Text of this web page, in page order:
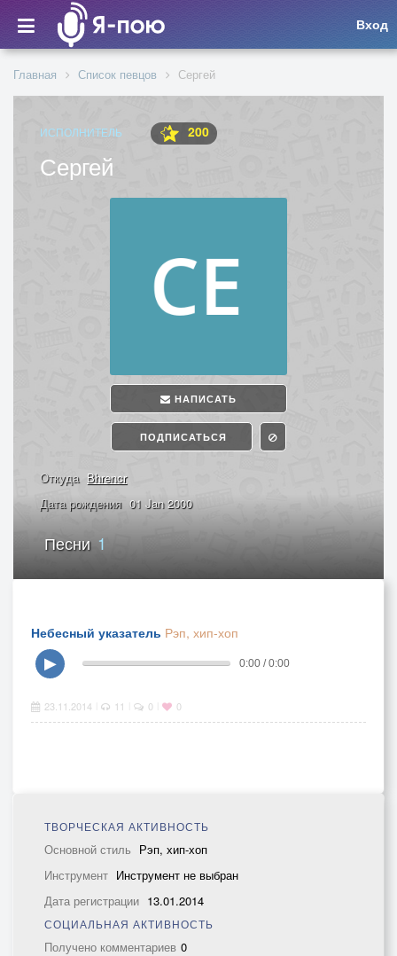
Вход
Главная Список певцов Сергей
ИСПОЛНИТЕЛЬ 200
Сергей
НАПИСАТЬ
ПОДПИСАТЬСЯ
Откуда Bhrencr
Дата рождения 01 Jan 2000
Песни 1
Небесный указатель Рэп, хип-хоп
▶
0:00 / 0:00
23.11.2014 11 0 0
ТВОРЧЕСКАЯ АКТИВНОСТЬ
Основной стиль Рэп, хип-хоп
Инструмент Инструмент не выбран
Дата регистрации 13.01.2014
СОЦИАЛЬНАЯ АКТИВНОСТЬ
Получено комментариев 0